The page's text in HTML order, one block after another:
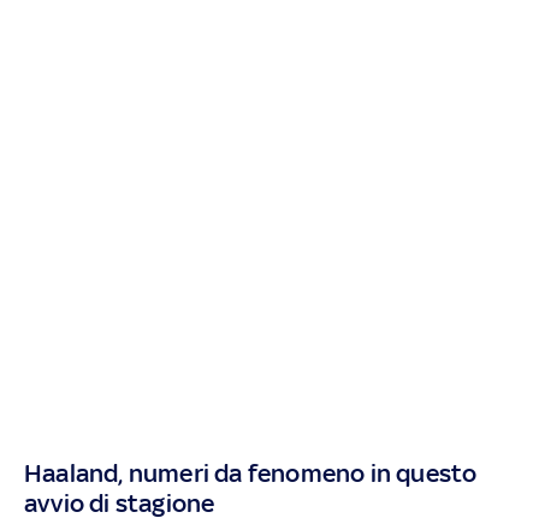
Haaland, numeri da fenomeno in questo
avvio di stagione